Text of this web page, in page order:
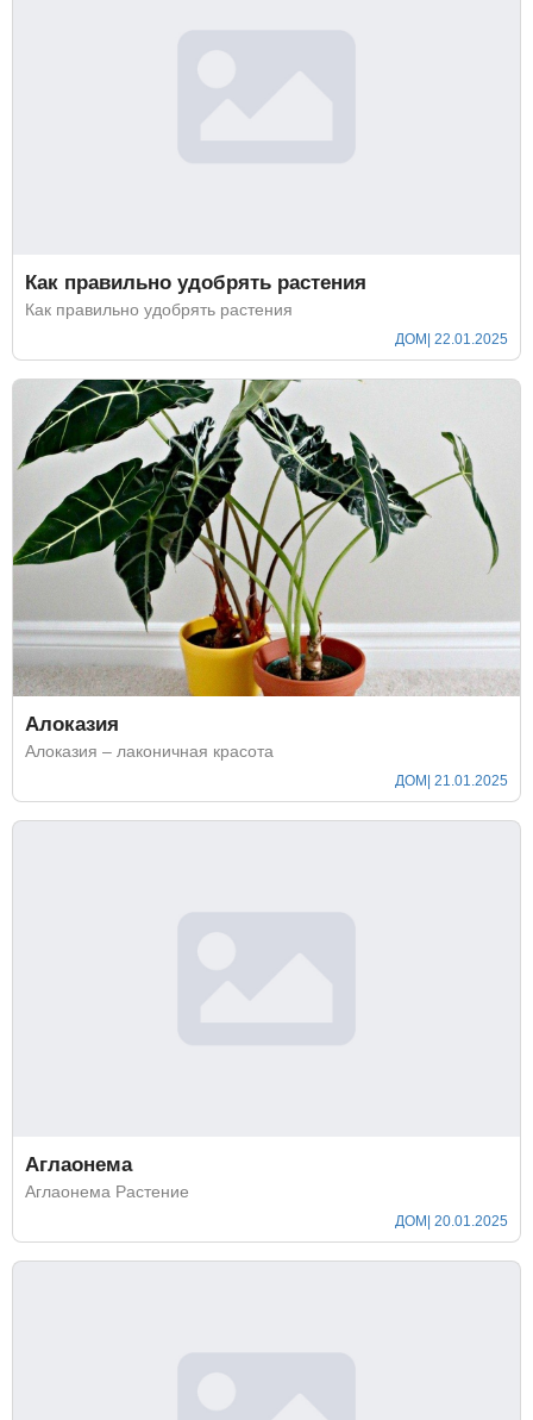
Как правильно удобрять растения
Как правильно удобрять растения
ДОМ | 22.01.2025
Алоказия
Алоказия – лаконичная красота
ДОМ| 21.01.2025
Аглаонема
Аглаонема Растение
ДОМ | 20.01.2025